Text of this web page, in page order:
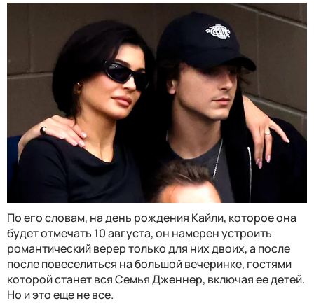
По его словам, на день рождения Кайли, которое она
будет отмечать 10 августа, он намерен устроить
романтический верер только для них двоих, а после
после повеселиться на большой вечеринке, гостями
которой станет вся Семья Дженнер, включая ее детей.
Но и это еще не все.